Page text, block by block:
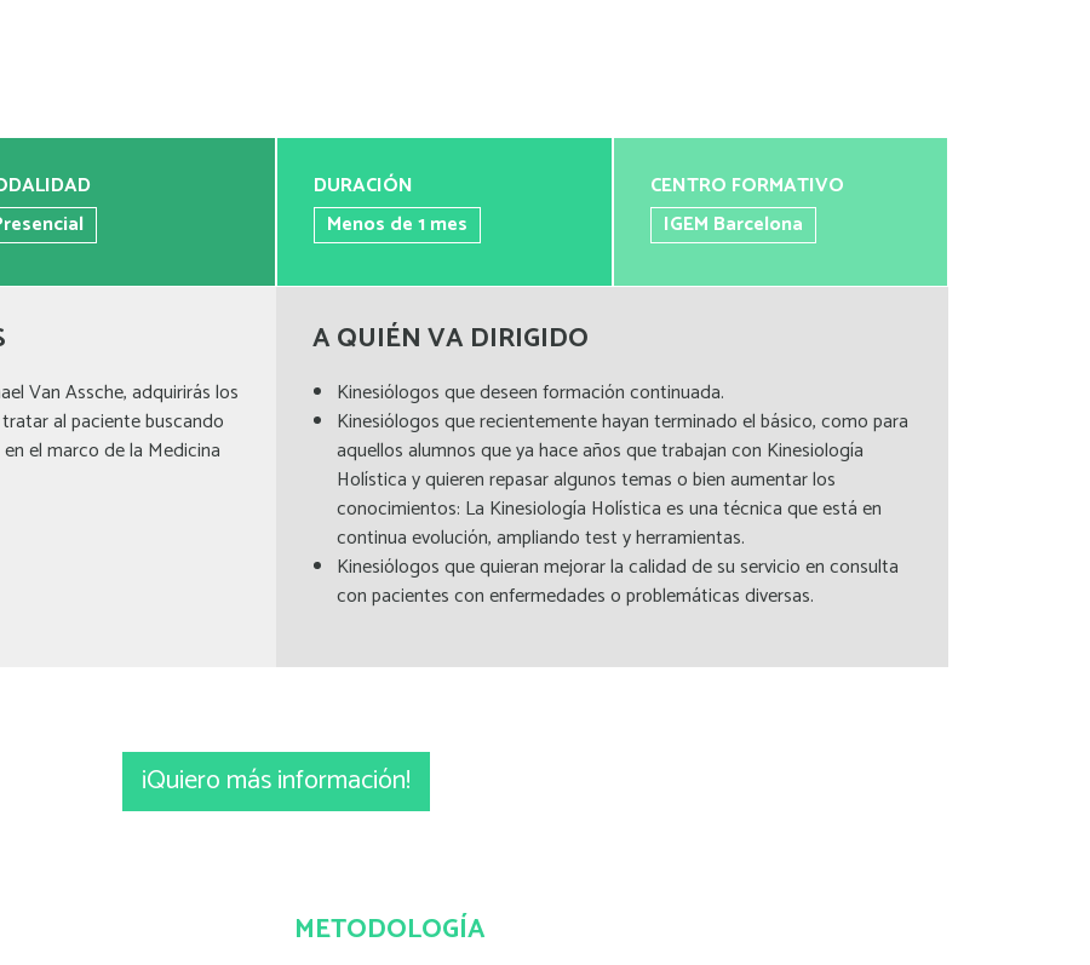
DURACIÓN
Menos de 1 mes
CENTRO FORMATIVO
IGEM Barcelona
Van Assche, adquirirás los
al paciente buscando
el marco de la Medicina
A QUIÉN VA DIRIGIDO
Kinesiólogos que deseen formación continuada.
Kinesiólogos que recientemente hayan terminado el básico, como para
aquellos alumnos que ya hace años que trabajan con Kinesiología
Holística y quieren repasar algunos temas o bien aumentar los
conocimientos: La Kinesiología Holística es una técnica que está en
continua evolución, ampliando test y herramientas.
Kinesiólogos que quieran mejorar la calidad de su servicio en consulta
con pacientes con enfermedades o problemáticas diversas.
¡Quiero más información!
METODOLOGÍA